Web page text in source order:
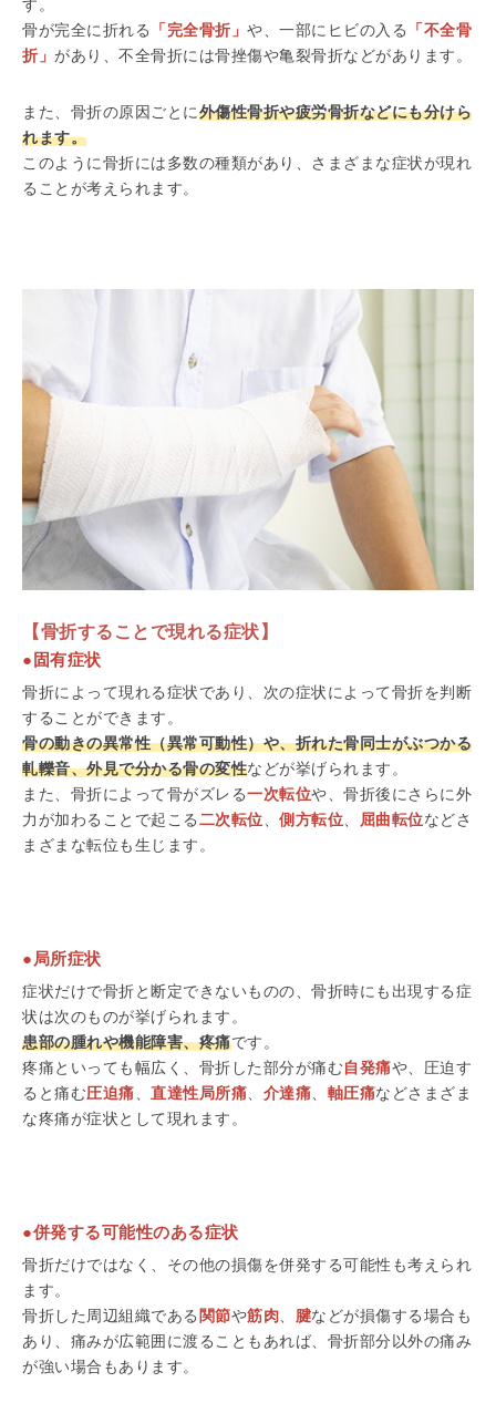
す。
骨が完全に折れる
「完全骨折」 や、一部にヒビの入る
「不全骨
折」 があり、不全骨折には骨挫傷や亀裂骨折などがあります。
また、骨折の原因ごとに外傷性骨折や疲労骨折などにも分けら
れます。
このように骨折には多数の種類があり、さまざまな症状が現れ
ることが考えられます。
【骨折することで現れる症状】
●固有症状
骨折によって現れる症状であり、次の症状によって骨折を判断
することができます。
骨の動きの異常性（異常可動性）や、折れた骨同士がぶつかる
軋轢音、外見で分かる骨の変性などが挙げられます。
また、骨折によって骨がズレる一次転位や、骨折後にさらに外
力が加わることで起こる二次転位、 側方転位、 屈曲転位などさ
まざまな転位も生じます。
●局所症状
症状だけで骨折と断定できないものの、骨折時にも出現する症
状は次のものが挙げられます。
患部の腫れや機能障害、疼痛です。
疼痛といっても幅広く、骨折した部分が痛む自発痛や、圧迫す
ると痛む圧迫痛 直達性局所痛 介達痛 軸圧痛などさまざま
な疼痛が症状として現れます。
●併発する可能性のある症状
骨折だけではなく、その他の損傷を併発する可能性も考えられ
ます。
骨折した周辺組織である 関節や筋肉 腱などが損傷する場合も
あり、痛みが広範囲に渡ることもあれば、骨折部分以外の痛み
が強い場合もあります。